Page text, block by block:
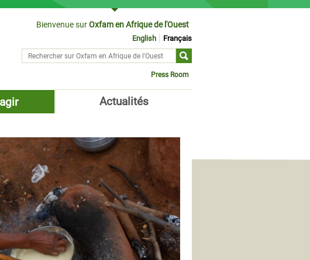
Bienvenue surOxfam en Afrique de l'Ouest
Rechercher sur
English Français
Press Room
Actualités